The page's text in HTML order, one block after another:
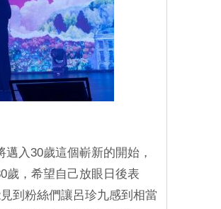
入30歲這個嶄新的開始，
歲，希望自己放眼日後表
到粉絲們讓呂珍九感到相當